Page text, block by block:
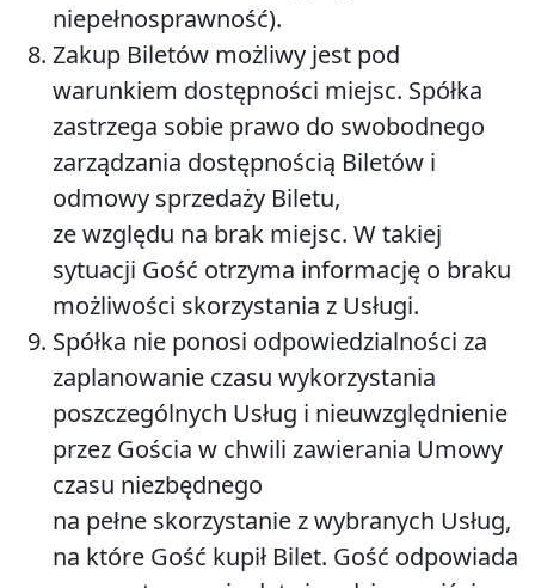
niepełnosprawność).
Zakup Biletów możliwy jest pod
warunkiem dostępności miejsc. Spółka
zastrzega sobie prawo do swobodnego
zarządzania dostępnością Biletów i
odmowy sprzedaży Biletu,
ze względu na brak miejsc. W takiej
sytuacji Gość otrzyma informację o braku
możliwości skorzystania z Usługi.
Spółka nie ponosi odpowiedzialności za
zaplanowanie czasu wykorzystania
poszczególnych Usług i nieuwzględnienie
przez Gościa w chwili zawierania Umowy
czasu niezbędnego
na pełne skorzystanie z wybranych Usług,
na które Gość kupił Bilet. Gość odpowiada